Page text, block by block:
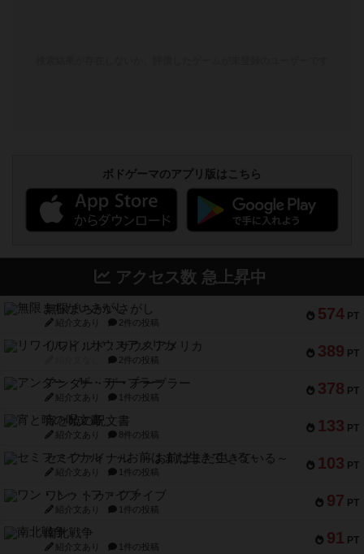
ボドゲーマのアプリ版はこちら
アクセス数 急上昇中
574 PT
無限まちがいさがし
紹介文あり 2件の投稿
389 PT
リワイルド：サウスアメリカ
2件の投稿
378 PT
アンダー・ザ・テーブラー
紹介文あり 1件の投稿
133 PT
宵と暁の呪文書
紹介文あり 8件の投稿
103 PT
セミファイナル ～お前はまだ生きている～
紹介文あり 1件の投稿
97 PT
ワン・トゥ・ファイブ
紹介文あり 1件の投稿
91 PT
南北戦争
紹介文あり 1件の投稿